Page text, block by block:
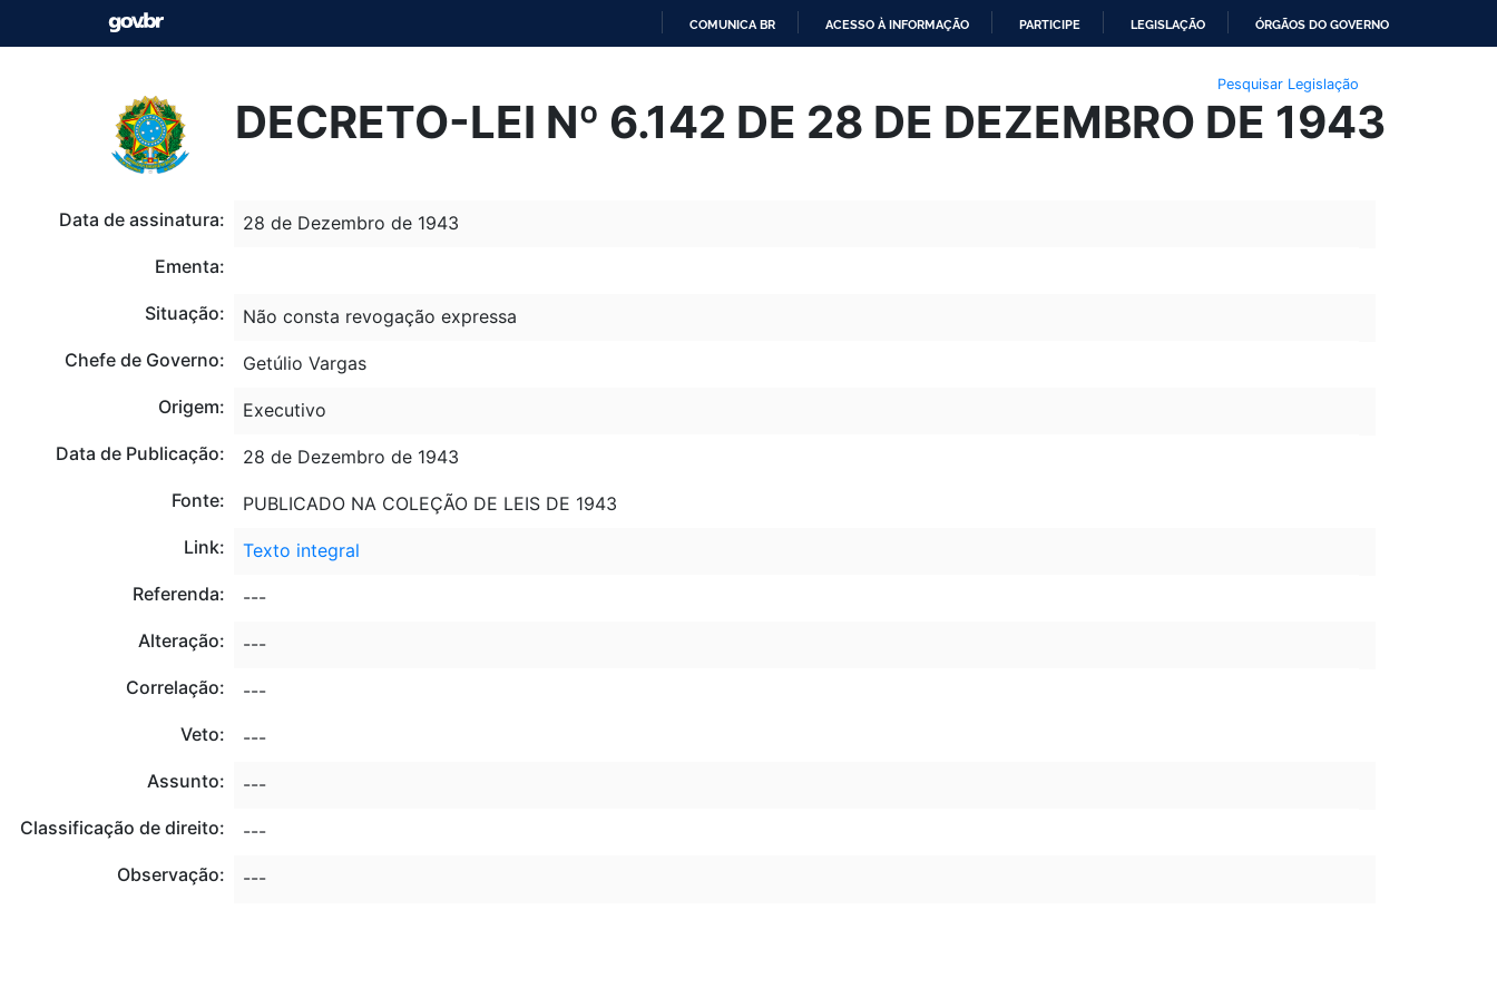
O
CONTEÚDO
COMUNICA BR ACESSO À INFORMAÇÃO PARTICIPE LEGISLAÇÃO ÓRGÃOS DO GOVERNO
Pesquisar Legislação
DECRETO-LEI Nº 6.142 DE 28 DE DEZEMBRO DE 1943
Data de assinatura:
28 de Dezembro de 1943
Ementa:
Situação:
Não consta revogação expressa
Chefe de Governo:
Getúlio Vargas
Origem:
Executivo
Data de Publicação:
28 de Dezembro de 1943
Fonte:
PUBLICADO NA COLEÇÃO DE LEIS DE 1943
Link:
Texto integral
Referenda:
---
Alteração:
---
Correlação:
---
Veto:
---
Assunto:
---
Classificação de direito:
---
Observação:
---